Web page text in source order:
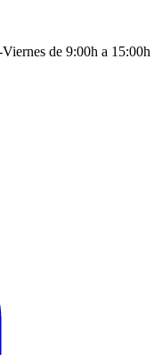
de 9:00h a 15:00h